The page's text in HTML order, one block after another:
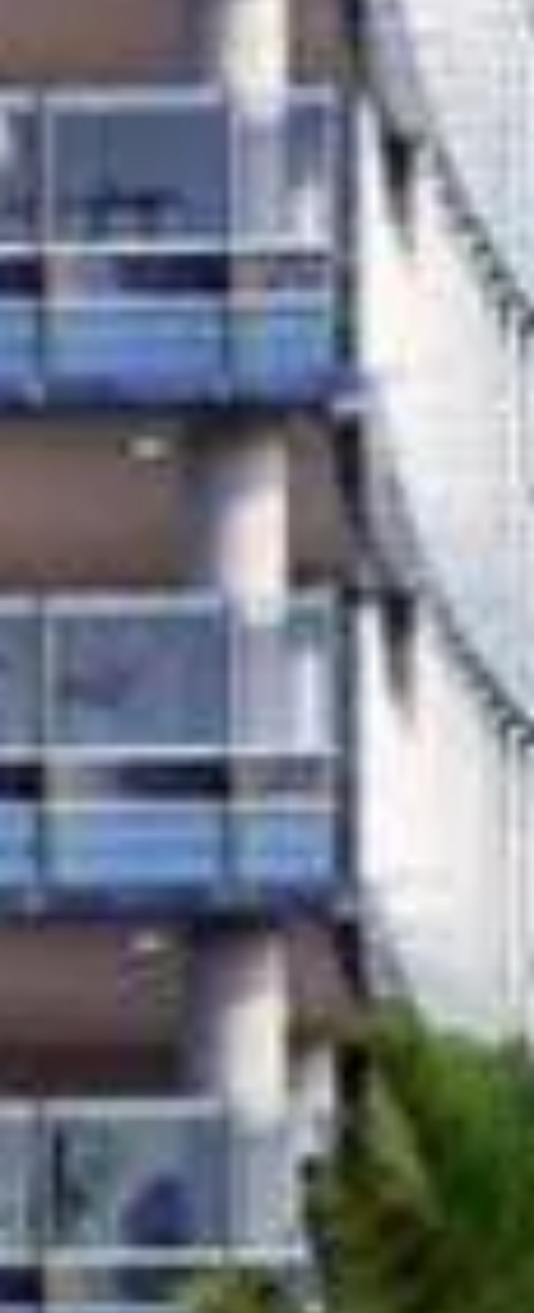
Купить
Новостройки
AX Journal
Каталоги
Агенты
About Us